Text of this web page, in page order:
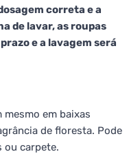
correta e a
de lavar, as roupas
e a lavagem será
mesmo em baixas
de floresta. Pode
ou carpete.